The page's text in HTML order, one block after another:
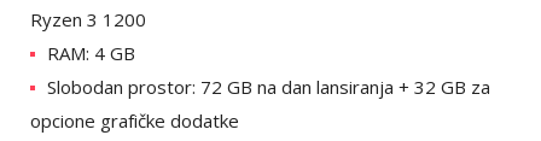
Ryzen 3 1200
RAM: 4 GB
Slobodan prostor: 72 GB na dan lansiranja + 32 GB za
opcione grafičke dodatke